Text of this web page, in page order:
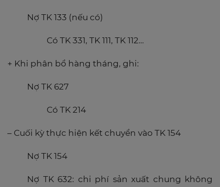
Nợ TK 133 (nếu có)
Có TK 331, TK 111, TK 112…
+ Khi phân bổ hàng tháng, ghi:
Nợ TK 627
Có TK 214
– Cuối kỳ thực hiện kết chuyển vào TK 154
Nợ TK 154
Nợ TK 632: chi phí sản xuất chung không